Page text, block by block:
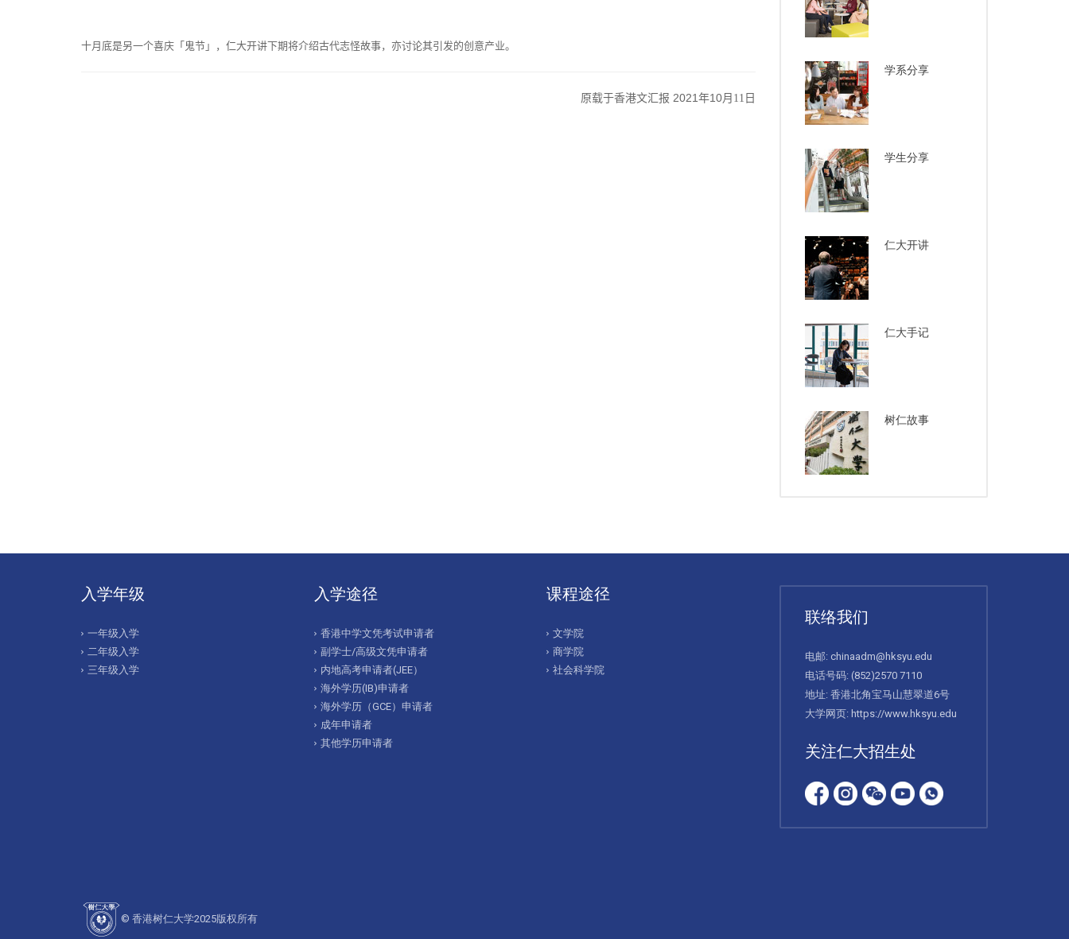
十月底是另一个喜庆「鬼节」，仁大开讲下期将介绍古代志怪故事，亦讨论其引发的创意产业。
原载于香港文汇报 2021 年10月11 日
学系分享
学生分享
仁大开讲
仁大手记
树仁故事
入学年级
一年级入学
二年级入学
三年级入学
入学途径
香港中学文凭考试申请者
副学士/高级文凭申请者
内地高考申请者(JEE）
海外学历(IB)申请者
海外学历（GCE）申请者
成年申请者
其他学历申请者
课程途径
文学院
商学院
社会科学院
联络我们
电邮: chinaadm@hksyu.edu
电话号码: (852)2570 7110
地址: 香港北角宝马山慧翠道6号
大学网页: https://www.hksyu.edu
关注仁大招生处
© 香港树仁大学2025版权所有